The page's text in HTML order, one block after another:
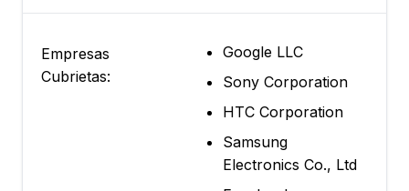
Empresas
Cubrietas:
Google LLC
Sony Corporation
HTC Corporation
Samsung
Electronics Co., Ltd